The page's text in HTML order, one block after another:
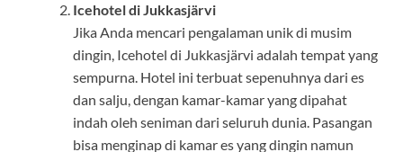
Icehotel di Jukkasjärvi
Jika Anda mencari pengalaman unik di musim
dingin, Icehotel di Jukkasjärvi adalah tempat yang
sempurna. Hotel ini terbuat sepenuhnya dari es
dan salju, dengan kamar-kamar yang dipahat
indah oleh seniman dari seluruh dunia. Pasangan
bisa menginap di kamar es yang dingin namun